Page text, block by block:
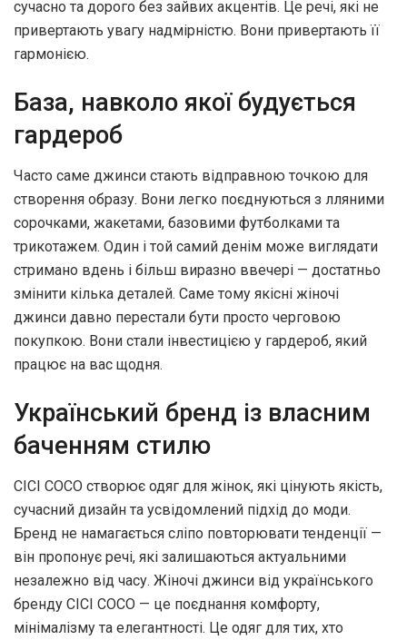
сучасно та дорого без зайвих акцентів. Це речі, які не
привертають увагу надмірністю. Вони привертають її
гармонією.
База, навколо якої будується
гардероб
Часто саме джинси стають відправною точкою для
створення образу. Вони легко поєднуються з лляними
сорочками, жакетами, базовими футболками та
трикотажем. Один і той самий денім може виглядати
стримано вдень і більш виразно ввечері — достатньо
змінити кілька деталей. Саме тому якісні жіночі
джинси давно перестали бути просто черговою
покупкою. Вони стали інвестицією у гардероб, який
працює на вас щодня.
Український бренд із власним
баченням стилю
CICI COCO створює одяг для жінок, які цінують якість,
сучасний дизайн та усвідомлений підхід до моди.
Бренд не намагається сліпо повторювати тенденції —
він пропонує речі, які залишаються актуальними
незалежно від часу. Жіночі джинси від українського
бренду CICI COCO — це поєднання комфорту,
мінімалізму та елегантності. Це одяг для тих, хто